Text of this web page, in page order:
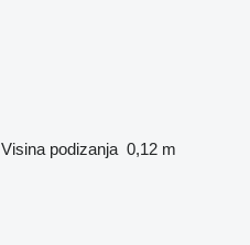
Visina podizanja 0,12 m